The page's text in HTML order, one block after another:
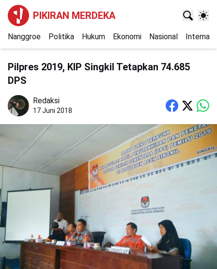
PIKIRAN MERDEKA
Nanggroe Politika Hukum Ekonomi Nasional
Pilpres 2019, KIP Singkil Tetapkan 74.685
DPS
Redaksi
17 Juni 2018